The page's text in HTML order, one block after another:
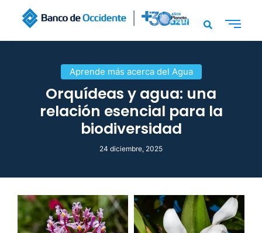
Aprende más acerca del Agua
Orquídeas y agua: una
relación esencial para la
biodiversidad
24 diciembre, 2025